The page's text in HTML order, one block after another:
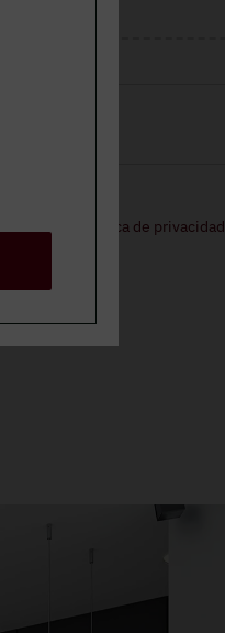
política de privacidad